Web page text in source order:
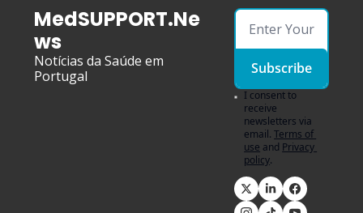
MedSUPPORT.Ne
ws
Notícias da Saúde em
Portugal
Subscribe
I consent to
receive
newsletters via
email. Terms of
use and Privacy
policy.